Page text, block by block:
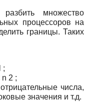
множество
процессоров на
границы. Таких
;
n 2 ;
числа,
значения и т.д.